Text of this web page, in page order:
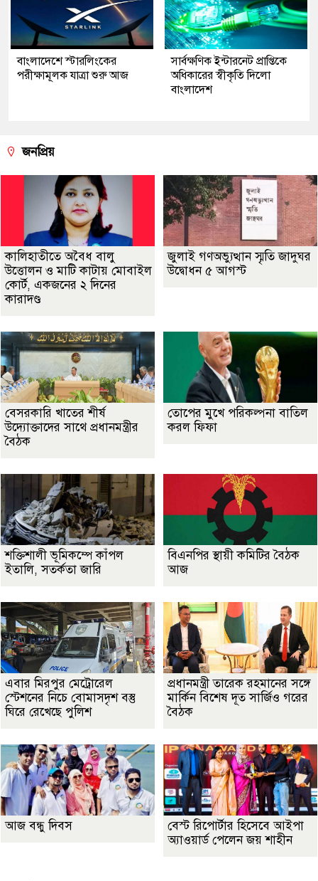
বাংলাদেশে স্টারলিংকের
পরীক্ষামূলক যাত্রা শুরু আজ
সার্বক্ষণিক ইন্টারনেট প্রাপ্তিকে
অধিকারের স্বীকৃতি দিলো
বাংলাদেশ
জনপ্রিয়
কালিহাতীতে অবৈধ বালু
উত্তোলন ও মাটি কাটায় মোবাইল
কোর্ট, একজনের ২ দিনের
কারাদণ্ড
জুলাই গণঅভ্যুত্থান স্মৃতি জাদুঘর
উদ্বোধন ৫ আগস্ট
বেসরকারি খাতের শীর্ষ
উদ্যোক্তাদের সাথে প্রধানমন্ত্রীর
বৈঠক
তোপের মুখে পরিকল্পনা বাতিল
করল ফিফা
শক্তিশালী ভূমিকম্পে কাঁপল
ইতালি, সতর্কতা জারি
বিএনপির স্থায়ী কমিটির বৈঠক
আজ
এবার মিরপুর মেট্রোরেল
স্টেশনের নিচে বোমাসদৃশ বস্তু
ঘিরে রেখেছে পুলিশ
প্রধানমন্ত্রী তারেক রহমানের সঙ্গে
মার্কিন বিশেষ দূত সার্জিও গরের
বৈঠক
আজ বন্ধু দিবস
বেস্ট রিপোর্টার হিসেবে আইপা
অ্যাওয়ার্ড পেলেন জয় শাহীন